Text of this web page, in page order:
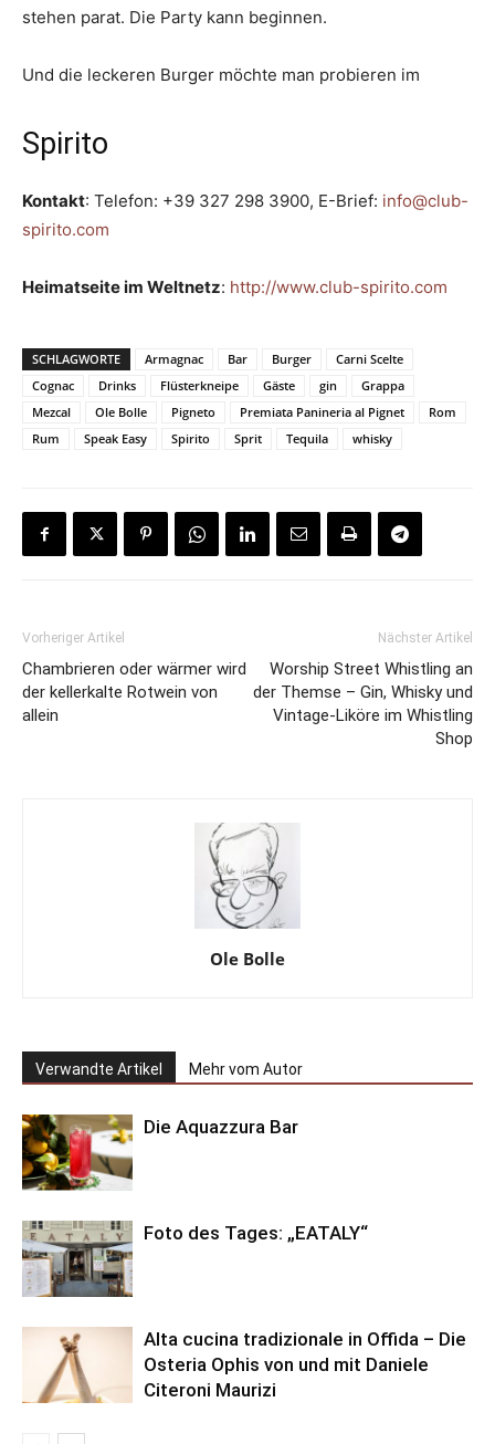
stehen parat. Die Party kann beginnen.
Und die leckeren Burger möchte man probieren im
Spirito
Kontakt: Telefon: +39 327 298 3900, E-Brief: info@club-
spirito.com
Heimatseite im Weltnetz: http://www.club-spirito.com
SCHLAGWORTE Armagnac Bar Burger
Carni Scelte
Cognac
Drinks Flüsterkneipe Gäste gin
Grappa
Mezcal
Ole Bolle Pigneto Premiata Panineria al Pignet
Rom
Rum
Speak Easy Spirito Sprit Tequila whisky
Vorheriger Artikel
Chambrieren oder wärmer wird
der kellerkalte Rotwein von
allein
Nächster Artikel
Worship Street Whistling an
der Themse – Gin, Whisky und
Vintage-Liköre im Whistling
Shop
Ole Bolle
Verwandte Artikel Mehr vom Autor
Die Aquazzura Bar
Foto des Tages: „EATALY“
Alta cucina tradizionale in Offida – Die
Osteria Ophis von und mit Daniele
Citeroni Maurizi